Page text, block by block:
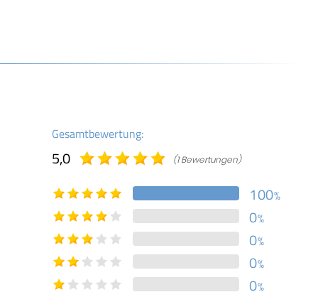
Gesamtbewertung:
5,0 (1 Bewertungen)
100%
0%
0%
0%
0%